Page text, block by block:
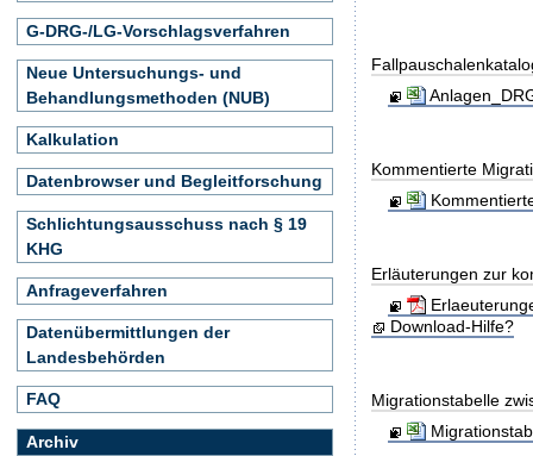
Kommentierte
Erläuterungen zur
Download-Hilfe?
Migrationstabelle
G-DRG-/LG-Vorschlagsverfahren
Neue Untersuchungs- und
Behandlungsmethoden (NUB)
Kalkulation
Datenbrowser und Begleitforschung
Schlichtungsausschuss nach § 19
KHG
Anfrageverfahren
Datenübermittlungen der
Landesbehörden
FAQ
Archiv